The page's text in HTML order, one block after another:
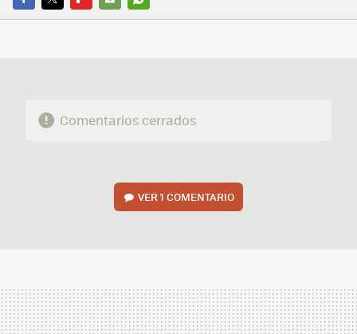
FACEBOOK
TWITTERFLIPBOARD
E-
WHATSAPP
Comentarios cerrados
VER1 COMENTARIO